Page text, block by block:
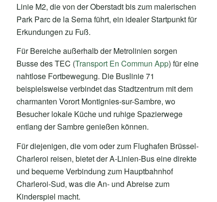
Linie M2, die von der Oberstadt bis zum malerischen
Park Parc de la Serna führt, ein idealer Startpunkt für
Erkundungen zu Fuß.
Für Bereiche außerhalb der Metrolinien sorgen
Busse des TEC (Transport En Commun App) für eine
nahtlose Fortbewegung. Die Buslinie 71
beispielsweise verbindet das Stadtzentrum mit dem
charmanten Vorort Montignies-sur-Sambre, wo
Besucher lokale Küche und ruhige Spazierwege
entlang der Sambre genießen können.
Für diejenigen, die vom oder zum Flughafen Brüssel-
Charleroi reisen, bietet der A-Linien-Bus eine direkte
und bequeme Verbindung zum Hauptbahnhof
Charleroi-Sud, was die An- und Abreise zum
Kinderspiel macht.